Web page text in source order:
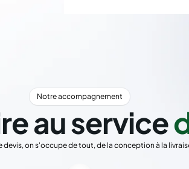
Notre accompagnement
au service
devis, on s'occupe de tout, de la conception à la